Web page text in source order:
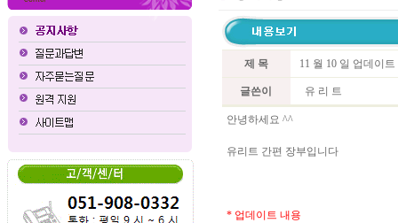
제 목 11 월 10 일 업데이
글쓴이 유 리 트
안녕하세요 ^^
유리트 간편 장부입니다
* 업데이트 내용